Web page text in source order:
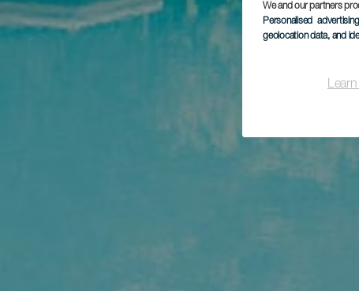
We and our partners
Personalised
geolocation data, and